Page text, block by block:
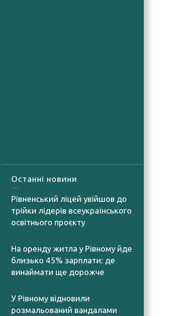
Останні новини
Рівненський ліцей увійшов до
трійки лідерів всеукраїнського
освітнього проєкту
На оренду житла у Рівному йде
близько 45% зарплати: де
винаймати ще дорожче
У Рівному відновили
розмальований вандалами